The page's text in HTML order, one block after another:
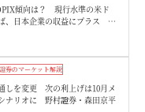
傾向は？ 現行水準の米ド
、日本企業の収益にプラス 野
券のマーケット解説
しを変更 次の利上げは10月メ
ナリオに 野村證券・森田京平